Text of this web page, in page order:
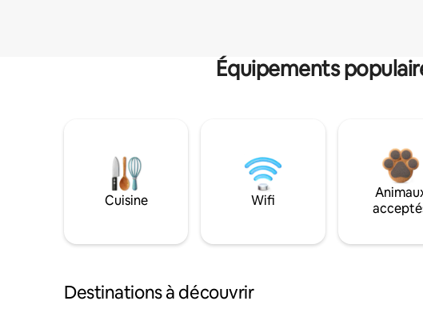
Équipements
Cuisine Wifi
Destinations à découvrir